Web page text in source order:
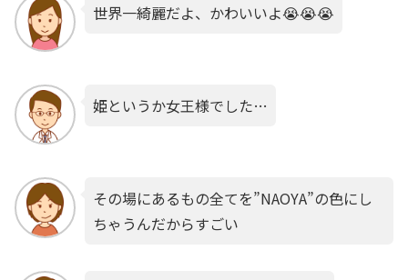
世界一綺麗だよ、かわいいよ😭😭😭
姫というか女王様でした…
その場にあるもの全てを”NAOYA”の色にし
ちゃうんだからすごい